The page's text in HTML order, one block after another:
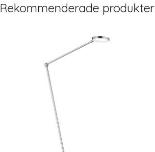
Rekommenderade produkter